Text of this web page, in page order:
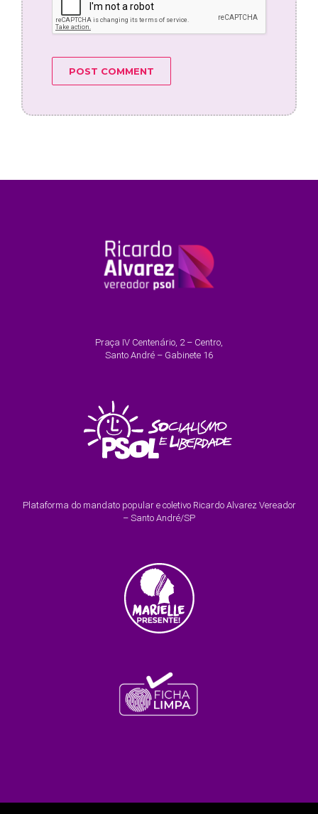
Praça IV Centenário, 2 – Centro,
Santo André – Gabinete 16
Plataforma do mandato popular e coletivo Ricardo Alvarez Vereador
– Santo André/SP